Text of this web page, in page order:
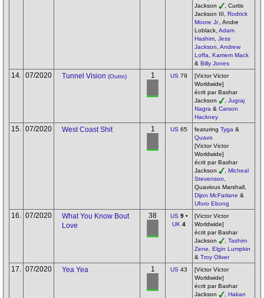
Jackson
, Curtis
Jackson III, Rodrick
Moore Jr. , Andre
Loblack, Adam
Hashim Jess
Jackson Andrew
Loffa
Karriem Mack
& Billy Jones
14. 07/2020 Tunnel Vision (Outro) 1 US 79
[Victor Victor
Worldwide]
écrit par Bashar
Jackson
Jugraj
Nagra & Carson
Hackney
15. 07/2020 West Coast Shit 1 US 65 featuring Tyga &
Quavo
[Victor Victor
Worldwide]
écrit par Bashar
Jackson
Micheal
Stevenson
Quavious Marshall,
Dijon McFarlane &
Uforo Ebong
16. 07/2020
What You Know Bout
Love
38 US 9•
UK 4
[Victor Victor
Worldwide]
écrit par Bashar
Jackson
Tashim
Zene
Elgin Lumpkin
& Troy Oliver
17. 07/2020 Yea Yea 1 US 43
[Victor Victor
Worldwide]
écrit par Bashar
Jackson
Hakan